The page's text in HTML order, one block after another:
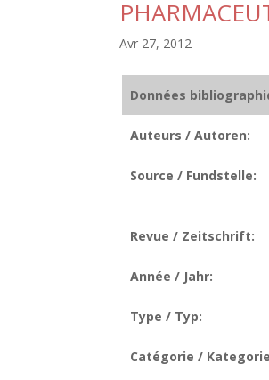
Avr 27, 2012
Données
Auteurs / Autoren:
Source / Fundstelle:
Revue / Zeitschrift:
Année / Jahr:
Type / Typ:
Catégorie /